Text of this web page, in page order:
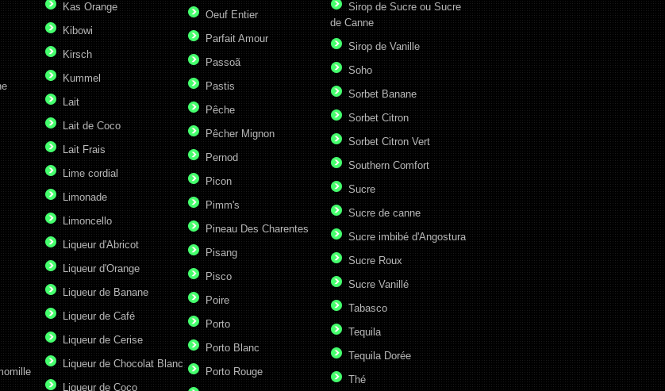
Kas Orange
Kibowi
Kirsch
Kummel
Lait
Lait de Coco
Lait Frais
Lime cordial
Limonade
Limoncello
Liqueur d'Abricot
Liqueur d'Orange
Liqueur de Banane
Liqueur de Café
Liqueur de Cerise
Liqueur de Chocolat Blanc
Liqueur de Coco
Oeuf Entier
Parfait Amour
Passoã
Pastis
Pêche
Pêcher Mignon
Pernod
Picon
Pimm's
Pineau Des Charentes
Pisang
Pisco
Poire
Porto
Porto Blanc
Porto Rouge
Sirop de Sucre ou Sucre
de Canne
Sirop de Vanille
Soho
Sorbet Banane
Sorbet Citron
Sorbet Citron Vert
Southern Comfort
Sucre
Sucre de canne
Sucre imbibé d'Angostura
Sucre Roux
Sucre Vanillé
Tabasco
Tequila
Tequila Dorée
Thé